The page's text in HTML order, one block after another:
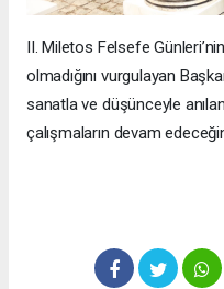
II. Miletos Felsefe
olmadığını vurgulayan
sanatla ve düşünceyle
çalışmaların devam